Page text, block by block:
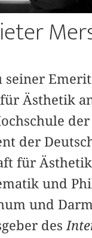
seiner
Ästhetik
der
für
und
und
des